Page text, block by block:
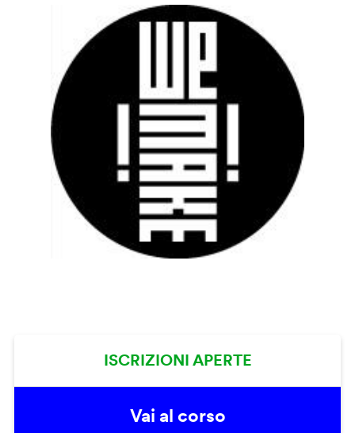
ISCRIZIONI APERTE
Vai al corso